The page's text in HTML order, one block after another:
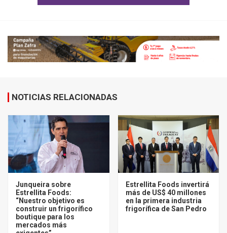
NOTICIAS RELACIONADAS
Junqueira sobre
Estrellita Foods:
“Nuestro objetivo es
construir un frigorífico
boutique para los
mercados más
Estrellita Foods invertirá
más de US$ 40 millones
en la primera industria
frigorífica de San Pedro